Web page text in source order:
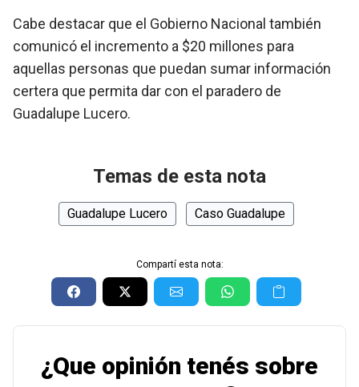
Cabe destacar que el Gobierno Nacional también
comunicó el incremento a $20 millones para
aquellas personas que puedan sumar información
certera que permita dar con el paradero de
Guadalupe Lucero.
Temas de esta nota
Guadalupe Lucero Caso Guadalupe
Compartí esta nota:
¿Que opinión tenés sobre